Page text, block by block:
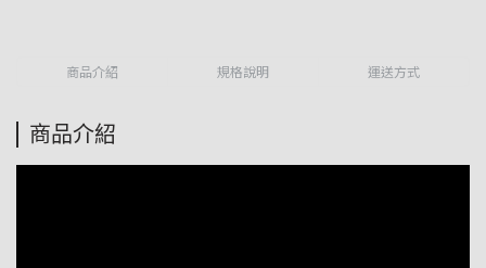
商品介紹 規格說明 運送方式
商品介紹